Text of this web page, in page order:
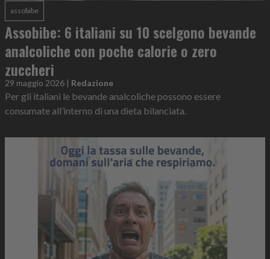
assobibe
Assobibe: 6 italiani su 10 scelgono bevande
analcoliche con poche calorie o zero
zuccheri
29 maggio 2026 | Redazione
Per gli italiani le bevande analcoliche possono essere
consumate all’interno di una dieta bilanciata.